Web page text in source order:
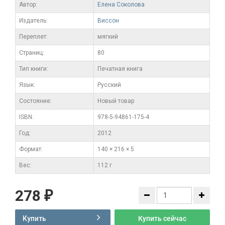
Автор: Елена Соколова
Издатель: Виссон
Переплет: мягкий
Cтраниц: 80
Тип книги: Печатная книга
Язык: Русский
Состояние: Новый товар
ISBN: 978-5-94861-175-4
Год: 2012
Формат: 140 × 216 × 5
Вес: 112 г
278 ₽
Купить Купить сейчас